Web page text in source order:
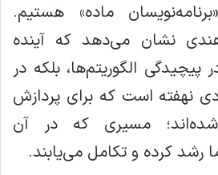
ماده» هستیم.
نشان می‌دهد که آینده
الگوریتم‌ها، بلکه در
نهفته است که برای پردازش
مسیری که در آن
رشد کرده و تکامل می‌یابند.